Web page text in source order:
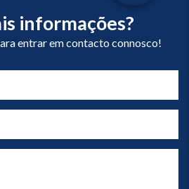
informações?
entrar em contacto connosco!